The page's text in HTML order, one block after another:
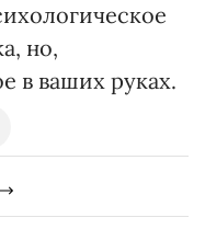
но,
в ваших руках.